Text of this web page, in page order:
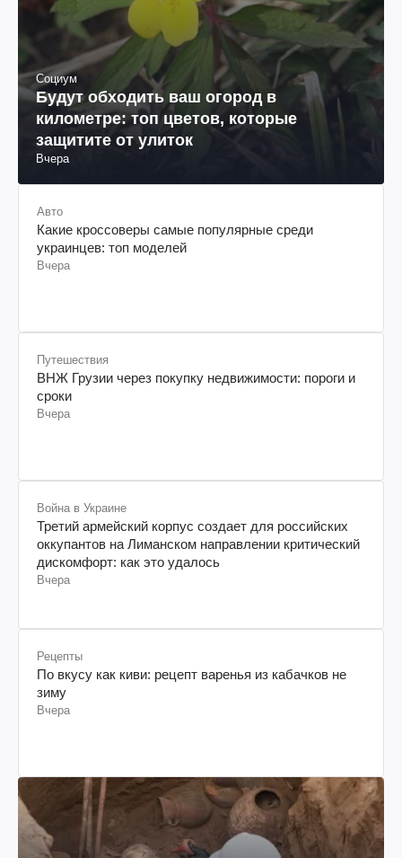
Социум
Будут обходить ваш огород в
километре: топ цветов, которые
защитите от улиток
Авто
Какие кроссоверы самые популярные среди
украинцев: топ моделей
Путешествия
ВНЖ Грузии через покупку недвижимости: пороги и
сроки
Война в Украине
Третий армейский корпус создает для российских
оккупантов на Лиманском направлении критический
дискомфорт: как это удалось
Рецепты
По вкусу как киви: рецепт варенья из кабачков не
зиму